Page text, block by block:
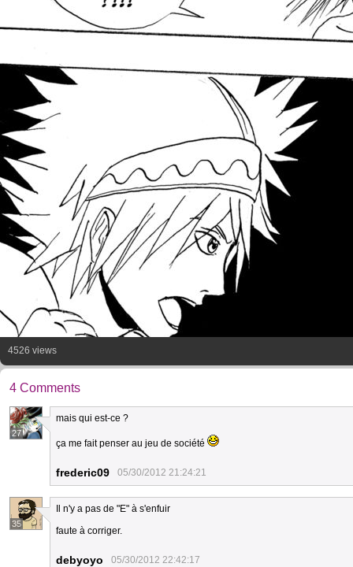
4526 views
4 Comments
27
mais qui est-ce ?
ça me fait penser au jeu de société
frederic09 05/30/2012 21:24:21
35
Il n'y a pas de "E" à s'enfuir
faute à corriger.
debyoyo 05/30/2012 22:42:17